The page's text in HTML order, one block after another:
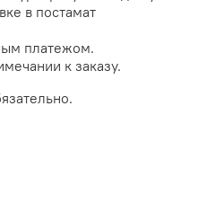
в постамат
платежом.
к заказу.